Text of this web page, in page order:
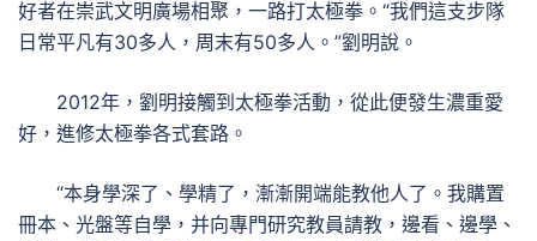
好者在崇武文明廣場相聚，一路打太極拳。“我們這支步隊
日常平凡有30多人，周末有50多人。”劉明說。
2012年，劉明接觸到太極拳活動，從此便發生濃重愛
好，進修太極拳各式套路。
“本身學深了、學精了，漸漸開端能教他人了。我購置
冊本、光盤等自學，并向專門研究教員請教，邊看、邊學、